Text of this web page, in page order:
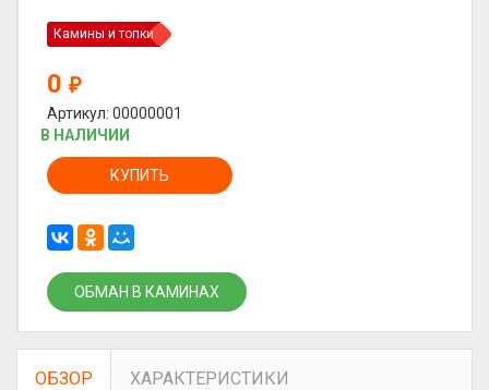
Камины и топки
0 ₽
Артикул: 00000001
В НАЛИЧИИ
КУПИТЬ
ОБМАН В КАМИНАХ
ОБЗОР ХАРАКТЕРИСТИКИ